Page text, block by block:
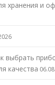
хранения и
выбрать
качества